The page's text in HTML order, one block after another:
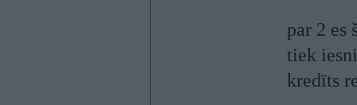
par 2 es
tiek
kredīts